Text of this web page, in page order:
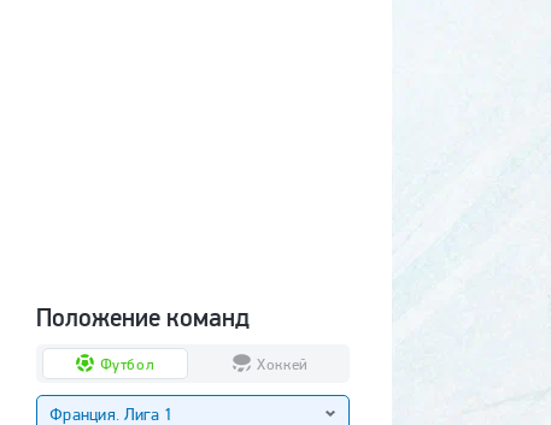
Положение команд
Футбол Хоккей
Франция. Лига 1